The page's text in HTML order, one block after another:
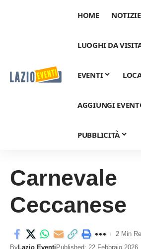
HOME NOTIZIE
LUOGHI DA
EVENTI
AGGIUNGI
PUBBLICITÀ
Carnevale
Ceccanese
ByLazio Eventi Published: 22 Febbraio 2026
2 Min